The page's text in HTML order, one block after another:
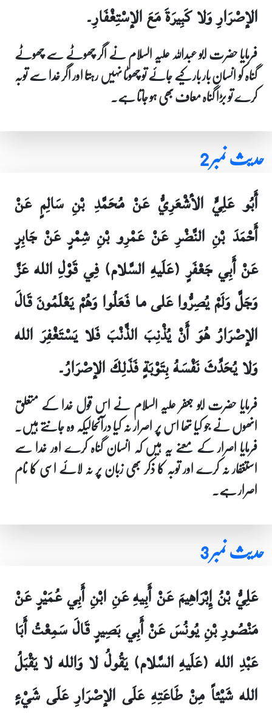
الإصْرَارِ وَلا كَبِيرَةَ مَعَ الإسْتِغْفَارِ۔
فرمایا حضرت ابو عبداللہ علیہ السلام نے اگر چھوٹے سے چھوٹے
گناہ کو انسان بار بار کیے جائے تو چھوٹا نہیں رہتا اور اگر خدا سے توبہ
کرے تو بڑا گناہ معاف بھی ہو جاتا ہے۔
حدیث نمبر 2
أَبُو عَلِيٍّ الأشْعَرِيُّ عَنْ مُحَمَّدِ بْنِ سَالِمٍ عَنْ
أَحْمَدَ بْنِ النَّضْرِ عَنْ عَمْرِو بْنِ شِمْرٍ عَنْ جَابِرٍ
عَنْ أَبِي جَعْفَرٍ (عَلَيهِ السَّلام) فِي قَوْلِ الله عَزَّ
وَجَلَّ وَلَمْ يُصِرُّوا عَلى‏ ما فَعَلُوا وَهُمْ يَعْلَمُونَ قَالَ
الإصْرَارُ هُوَ أَنْ يُذْنِبَ الذَّنْبَ فَلا يَسْتَغْفِرَ الله
وَلا يُحَدِّثَ نَفْسَهُ بِتَوْبَةٍ فَذَلِكَ الإصْرَارُ۔
فرمایا حضرت ابو جعفر علیہ السلام نے اس قول خدا کے متعلق
انھوں نے جو کیا تھا اس پر اصرار نہ کیا درآنحالیکہ وہ جانتے ہیں۔
فرمایا اصرار کے معنے یہ ہیں کہ انسان گناہ کرے اور خدا سے
استغفار نہ کرے اور توبہ کا ذکر بھی زبان پر نہ لائے اسی کا نام
اصرار ہے۔
حدیث نمبر 3
عَلِيُّ بْنُ إِبْرَاهِيمَ عَنْ أَبِيهِ عَنِ ابْنِ أَبِي عُمَيْرٍ عَنْ
مَنْصُورِ بْنِ يُونُسَ عَنْ أَبِي بَصِيرٍ قَالَ سَمِعْتُ أَبَا
عَبْدِ الله (عَلَيهِ السَّلام) يَقُولُ لا وَالله لا يَقْبَلُ
الله شَيْئاً مِنْ طَاعَتِهِ عَلَى الإصْرَارِ عَلَى شَيْ‏ءٍ